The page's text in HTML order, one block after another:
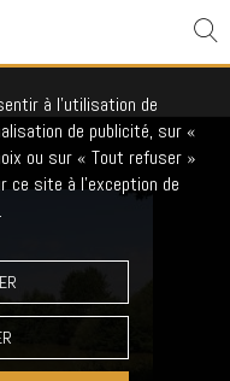
à l'utilisation de
de publicité, sur «
ou sur « Tout refuser »
site à l’exception de